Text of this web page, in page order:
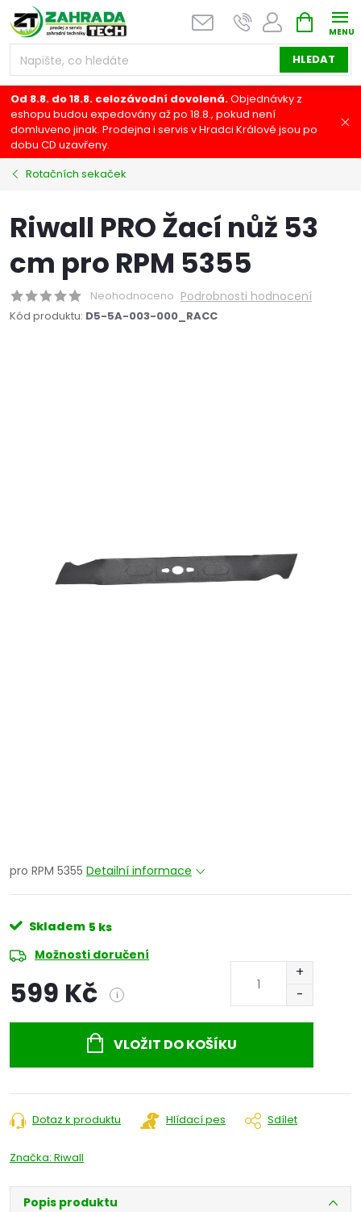
Přejít
na
obsah
HLEDAT
NÁKUPNÍ
KOŠÍK
Od 8.8. do 18.8. celozávodní dovolená.Objednávky z
eshopu budou expedovány až po 18.8., pokud není
domluveno jinak. Prodejna i servis v Hradci Králové jsou po
dobu CD uzavřeny.
Rotačních sekaček
Riwall PRO Žací nůž 53
cm pro RPM 5355
Neohodnoceno Podrobnosti hodnocení
Kód produktu: D5-5A-003-000_RACC
pro RPM 5355 Detailní informace
Skladem 5 ks
Možnosti doručení
599 Kč i
VLOŽIT DO KOŠÍKU
Dotaz k produktu Hlídací pes Sdílet
Značka: Riwall
Popis produktu